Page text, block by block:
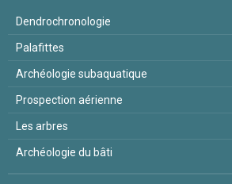
Dendrochronologie
Palafittes
Archéologie subaquatique
Prospection aérienne
Les arbres
Archéologie du bâti